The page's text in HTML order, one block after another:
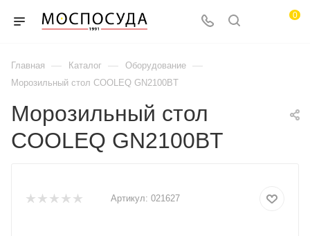
0
Главная — Каталог — Оборудование —
Морозильный стол COOLEQ GN2100BT
Морозильный стол
COOLEQ GN2100BT
Артикул: 021627